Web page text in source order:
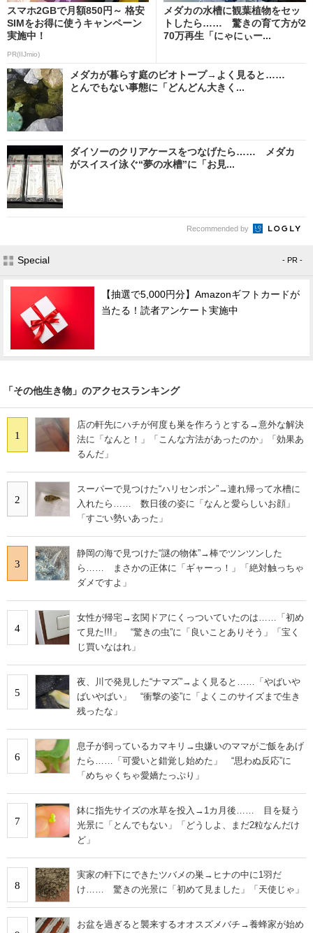
スマホ2GBで月額850円～ 格安
SIMをお得に使うキャンペーン
実施中！
PR(IIJmio)
メダカの水槽に観葉植物をセッ
トしたら…… 驚きの育て方が2
70万再生「にゃにぃー...
メダカが暮らす庭のビオトープ→よく見ると……
とんでもない事態に「どんどん大きく...
ダイソーのクリアケースをつなげたら…… メダカ
がスイスイ泳ぐ“夢の水槽”に「お見...
Recommended by
Special - PR -
【抽選で5,000円分】Amazonギフトカードが
当たる！読者アンケート実施中
「その他生き物」のアクセスランキング
1
店の軒先にハチが何度も巣を作ろうとする→意外な解決
法に「なんと！」「こんな方法があったのか」「効果あ
るんだ」
2
スーパーで見つけた“ハリセンボン”→連れ帰って水槽に
入れたら…… 数日後の姿に「なんと愛らしいお顔」
「すごい勢いあった」
3
静岡の海で見つけた“謎の物体”→棒でツンツンした
ら…… まさかの正体に「ギャーっ！」「絶対触っちゃ
ダメですよ」
4
女性が帰宅→玄関ドアにくっついていたのは……「初め
て見た!!!」 “驚きの虫”に「良いことありそう」「宝く
じ買いなはれ」
5
夜、川で発見した“ナマズ”→よく見ると……「やばいや
ばいやばい」 “衝撃の姿”に「よくこのサイズまで生き
残ったな」
6
息子が飼っているカマキリ→虫嫌いのママがご飯をあげ
たら……「可愛いと錯覚し始めた」 “思わぬ反応”に
「めちゃくちゃ愛嬌たっぷり」
7
鉢に指先サイズの水草を投入→1カ月後…… 目を疑う
光景に「とんでもない」「どうしよ、まだ2粒なんだけ
ど」
8
実家の軒下にできたツバメの巣→ヒナの中に1羽だ
け…… 驚きの光景に「初めて見ました」「天使じゃ」
お盆を過ぎると襲来するオオスズメバチ→養蜂家が始め